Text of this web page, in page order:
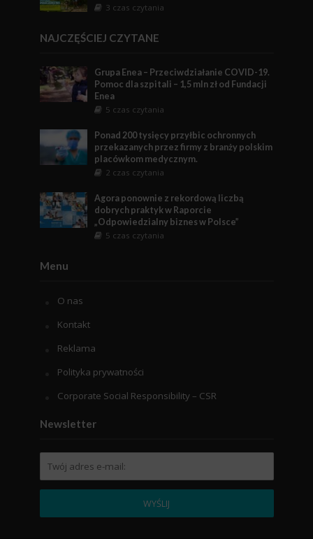
3 czas czytania
NAJCZĘŚCIEJ CZYTANE
Grupa Enea – Przeciwdziałanie COVID-19.
Pomoc dla szpitali – 1,5 mln zł od Fundacji
Enea
5 czas czytania
Ponad 200 tysięcy przyłbic ochronnych
przekazanych przez firmy z branży polskim
placówkom medycznym.
2 czas czytania
Agora ponownie z rekordową liczbą
dobrych praktyk w Raporcie
„Odpowiedzialny biznes w Polsce”
5 czas czytania
Menu
O nas
Kontakt
Reklama
Polityka prywatności
Corporate Social Responsibility – CSR
Newsletter